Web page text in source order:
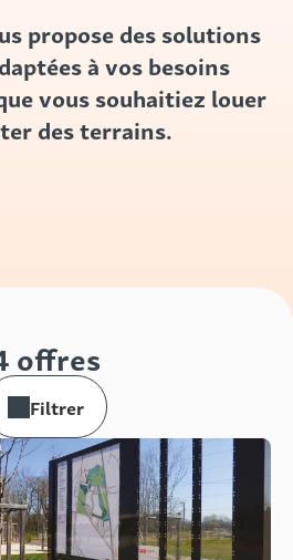
propose des solutions
à vos besoins
vous souhaitiez louer
des terrains.
offres
Filtrer